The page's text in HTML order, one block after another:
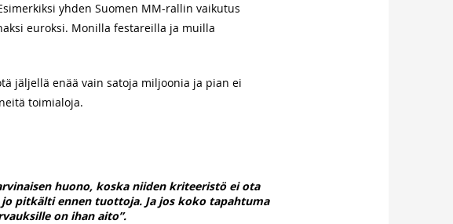
yhden Suomen MM-rallin vaikutus
euroksi. Monilla festareilla ja muilla
jäljellä enää vain satoja miljoonia ja pian ei
toimialoja.
huono, koska niiden kriteeristö ei ota
pitkälti ennen tuottoja. Ja jos koko tapahtuma
on ihan aito”.